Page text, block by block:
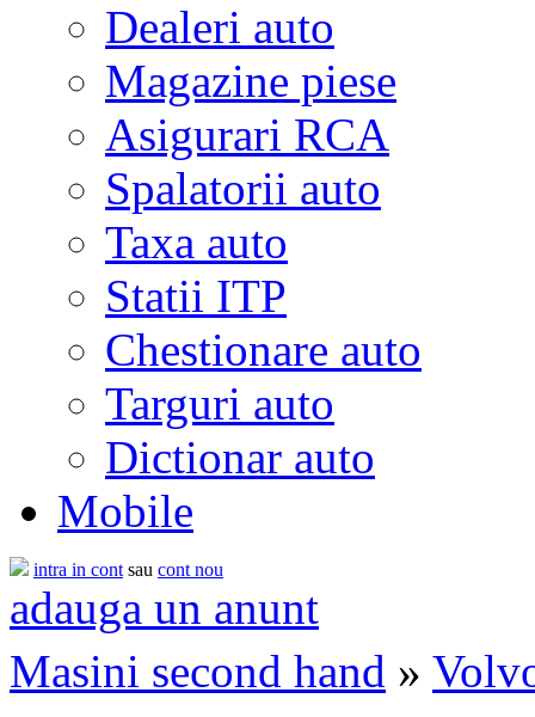
Dealeri auto
Magazine piese
Asigurari RCA
Spalatorii auto
Taxa auto
Statii ITP
Chestionare auto
Targuri auto
Dictionar auto
Mobile
intra in cont sau cont nou
adauga un anunt
Masini second hand »